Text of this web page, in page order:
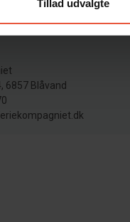
Tillad udvalgte
her
6857 Blåvand